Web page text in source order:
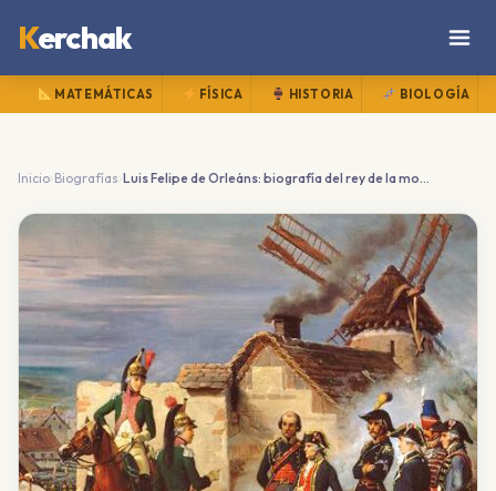
Kerchak
MATEMÁTICAS FÍSICA HISTORIA BIOLOGÍA
Inicio›Biografías › Luis Felipe de Orleáns: biografía del rey de la monarquía de Julio